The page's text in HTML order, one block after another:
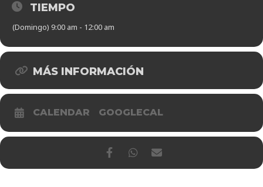
TIEMPO
(Domingo) 9:00 am - 12:00 am
MÁS INFORMACIÓN
CALENDAR GOOGLECAL